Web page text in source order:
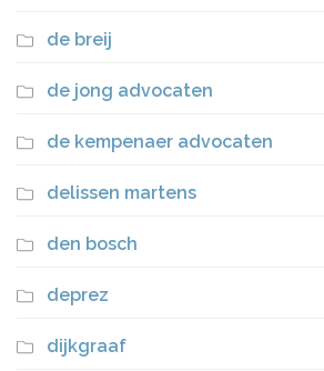
de breij
de jong advocaten
de kempenaer advocaten
delissen martens
den bosch
deprez
dijkgraaf